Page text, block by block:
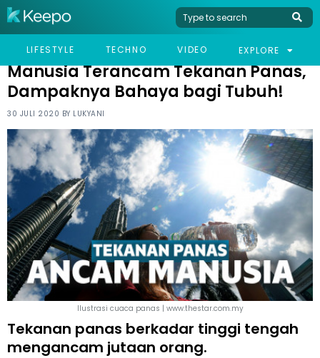
LIFESTYLE TECHNO VIDEO EXPLORE
HOME NEWS
MANUSIA TERANCAM TEKANAN PANAS, DAMPAKNYA BAHAYA
Manusia Terancam Tekanan Panas,
Dampaknya Bahaya bagi Tubuh!
30 JULI 2020 BY LUKYANI
Ilustrasi cuaca panas | www.thestar.com.my
Tekanan panas berkadar tinggi tengah
mengancam jutaan orang.